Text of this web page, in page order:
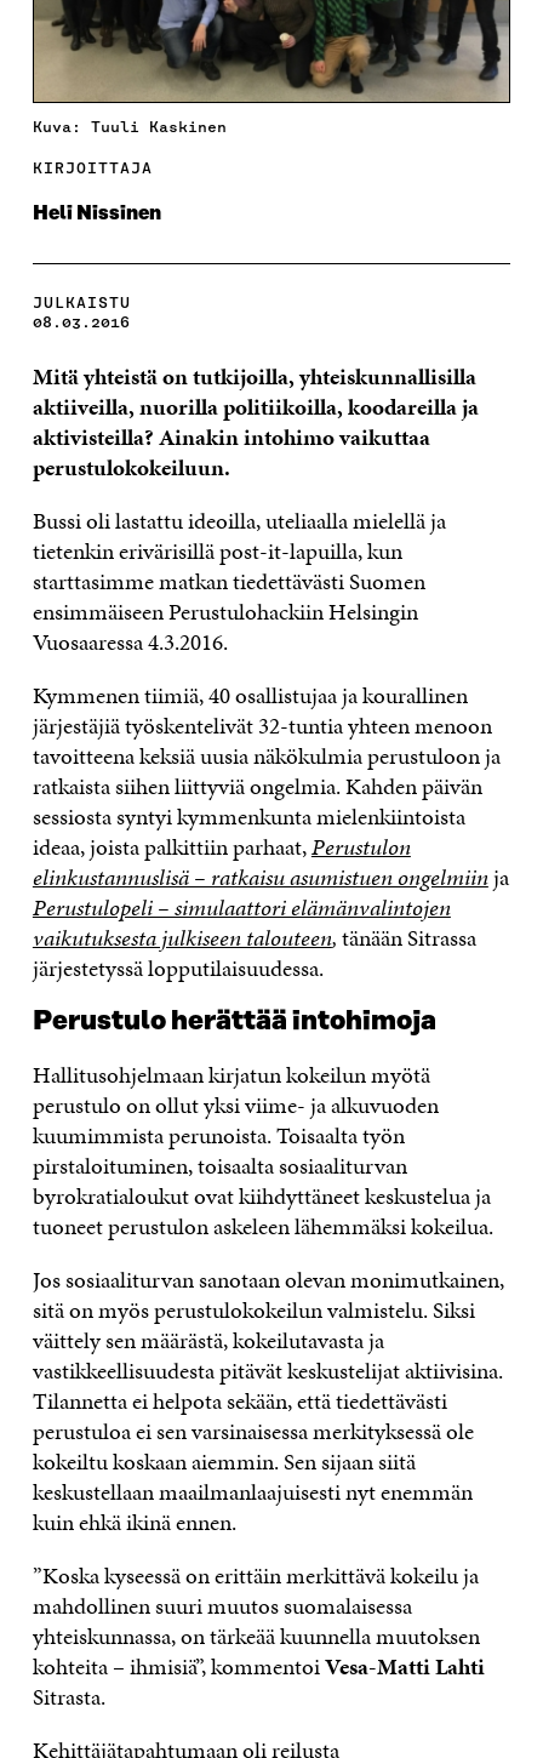
Kuva: Tuuli Kaskinen
KIRJOITTAJA
Heli Nissinen
JULKAISTU
08.03.2016
Mitä yhteistä on tutkijoilla, yhteiskunnallisilla
aktiiveilla, nuorilla politiikoilla, koodareilla ja
aktivisteilla? Ainakin intohimo vaikuttaa
perustulokokeiluun.
Bussi oli lastattu ideoilla, uteliaalla mielellä ja
tietenkin erivärisillä post-it-lapuilla, kun
starttasimme matkan tiedettävästi Suomen
ensimmäiseen Perustulohackiin Helsingin
Vuosaaressa 4.3.2016.
Kymmenen tiimiä, 40 osallistujaa ja kourallinen
järjestäjiä työskentelivät 32-tuntia yhteen menoon
tavoitteena keksiä uusia näkökulmia perustuloon ja
ratkaista siihen liittyviä ongelmia. Kahden päivän
sessiosta syntyi kymmenkunta mielenkiintoista
ideaa, joista palkittiin parhaat,Perustulon
elinkustannuslisä – ratkaisu asumistuen ongelmiinja
Perustulopeli – simulaattori elämänvalintojen
vaikutuksesta julkiseen talouteen,tänään Sitrassa
järjestetyssä lopputilaisuudessa.
Perustulo herättää intohimoja
Hallitusohjelmaan kirjatun kokeilun myötä
perustulo on ollut yksi viime- ja alkuvuoden
kuumimmista perunoista. Toisaalta työn
pirstaloituminen, toisaalta sosiaaliturvan
byrokratialoukut ovat kiihdyttäneet keskustelua ja
tuoneet perustulon askeleen lähemmäksi kokeilua.
Jos sosiaaliturvan sanotaan olevan monimutkainen,
sitä on myös perustulokokeilun valmistelu. Siksi
väittely sen määrästä, kokeilutavasta ja
vastikkeellisuudesta pitävät keskustelijat aktiivisina.
Tilannetta ei helpota sekään, että tiedettävästi
perustuloa ei sen varsinaisessa merkityksessä ole
kokeiltu koskaan aiemmin. Sen sijaan siitä
keskustellaan maailmanlaajuisesti nyt enemmän
kuin ehkä ikinä ennen.
”Koska kyseessä on erittäin merkittävä kokeilu ja
mahdollinen suuri muutos suomalaisessa
yhteiskunnassa, on tärkeää kuunnella muutoksen
kohteita – ihmisiä”, kommentoiVesa-Matti Lahti
Sitrasta.
Kehittäjätapahtumaan oli reilusta